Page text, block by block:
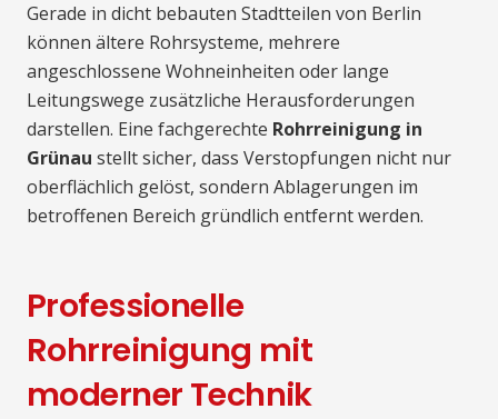
Gerade in dicht bebauten Stadtteilen von Berlin
können ältere Rohrsysteme, mehrere
angeschlossene Wohneinheiten oder lange
Leitungswege zusätzliche Herausforderungen
darstellen. Eine fachgerechte Rohrreinigung in
Grünau stellt sicher, dass Verstopfungen nicht nur
oberflächlich gelöst, sondern Ablagerungen im
betroffenen Bereich gründlich entfernt werden.
Professionelle
Rohrreinigung mit
moderner Technik